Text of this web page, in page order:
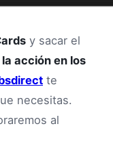
y sacar el
acción en los
te
necesitas.
al